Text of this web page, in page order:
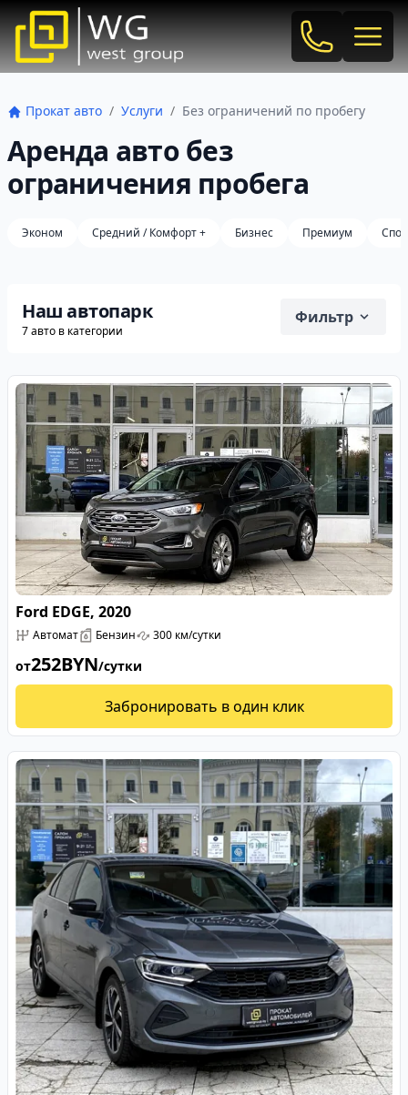
Позвонить
Аренда авто без
ограничения пробега
Эконом Средний / Комфорт + Бизнес Премиум
Прокат авто Услуги Без ограничений по пробегу
Наш автопарк
7 авто в категории
Фильтр
Ford EDGE, 2020
Автомат Бензин 300 км/сутки
от252BYN/сутки
Забронировать в один клик